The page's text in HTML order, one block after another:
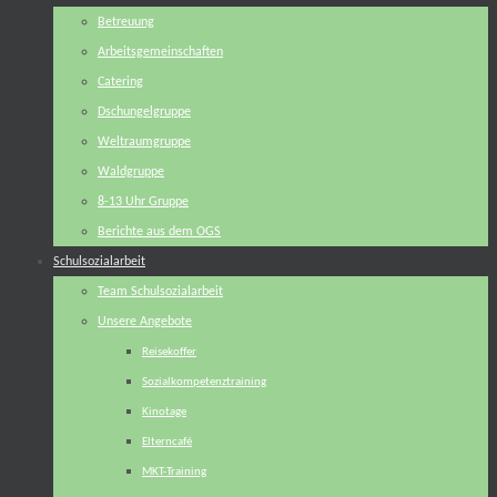
Betreuung
Arbeitsgemeinschaften
Catering
Dschungelgruppe
Weltraumgruppe
Waldgruppe
8-13 Uhr Gruppe
Berichte aus dem OGS
Schulsozialarbeit
Team Schulsozialarbeit
Unsere Angebote
Reisekoffer
Sozialkompetenztraining
Kinotage
Elterncafé
MKT-Training